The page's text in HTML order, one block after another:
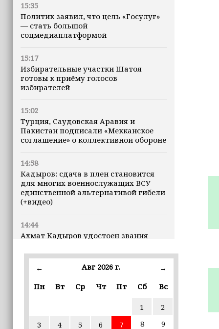
15:35
Политик заявил, что цель «Госулуг»
— стать большой
соцмедиаплатформой
15:17
Избирательные участки Шатоя
готовы к приёму голосов
избирателей
15:02
Турция, Саудовская Аравия и
Пакистан подписали «Мекканское
соглашение» о коллективной обороне
14:58
Кадыров: сдача в плен становится
для многих военнослужащих ВСУ
единственной альтернативой гибели
(+видео)
14:44
Ахмат Кадыров удостоен звания
13:50
разработчикам разрабатывать
12:49
← Авг 2026 г.
→
Пн
Вт Ср Чт Пт Сб Вс
1
2
3
4 5 6 7 8
9